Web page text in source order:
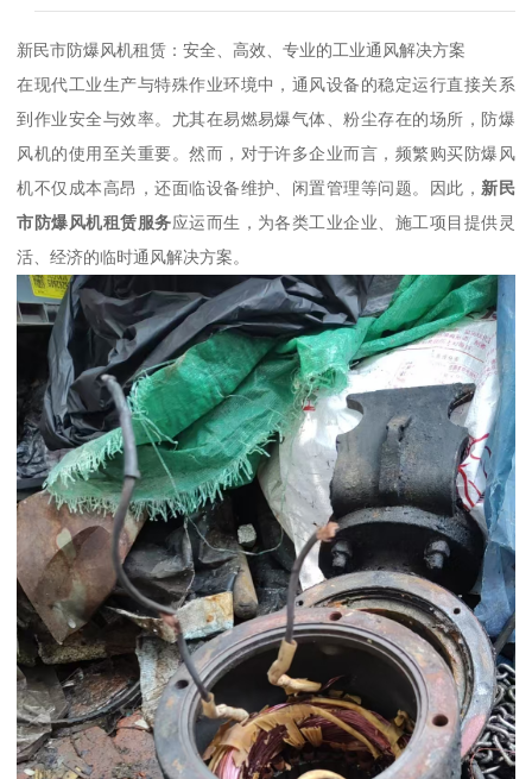
新民市防爆风机租赁：安全、高效、专业的工业通风解决方案
在现代工业生产与特殊作业环境中，通风设备的稳定运行直接关系
到作业安全与效率。尤其在易燃易爆气体、粉尘存在的场所，防爆
风机的使用至关重要。然而，对于许多企业而言，频繁购买防爆风
机不仅成本高昂，还面临设备维护、闲置管理等问题。因此，新民
市防爆风机租赁服务应运而生，为各类工业企业、施工项目提供灵
活、经济的临时通风解决方案。